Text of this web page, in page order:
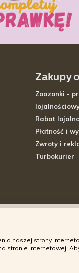
Zakupy
Zoozonki -
Rabat
Płatność i
Zwroty i
Turbokurier
naszej strony
stronie internetowej.